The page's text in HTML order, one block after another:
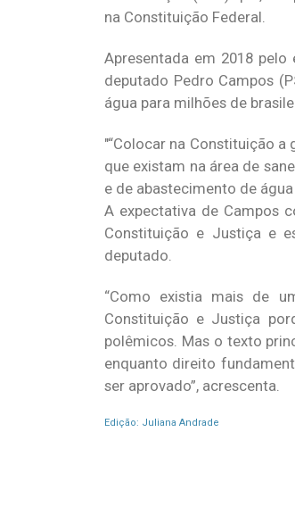
na Constituição Federal.
Apresentada em 2018
deputado Pedro Campos
água para milhões de
“Colocar na Constituição
que existam na área de
e de abastecimento de
A expectativa de Campos
Constituição e Justiça e
deputado.
“Como existia mais de
Constituição e Justiça
polêmicos. Mas o texto
enquanto direito
ser aprovado”, acrescenta.
Edição: Juliana Andrade